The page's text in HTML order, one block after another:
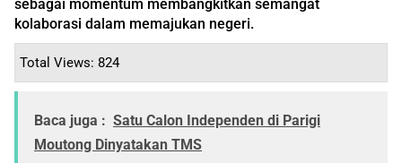
sebagai momentum membangkitkan semangat
kolaborasi dalam memajukan negeri.
Total Views: 824
Baca juga : Satu Calon Independen di Parigi
Moutong Dinyatakan TMS